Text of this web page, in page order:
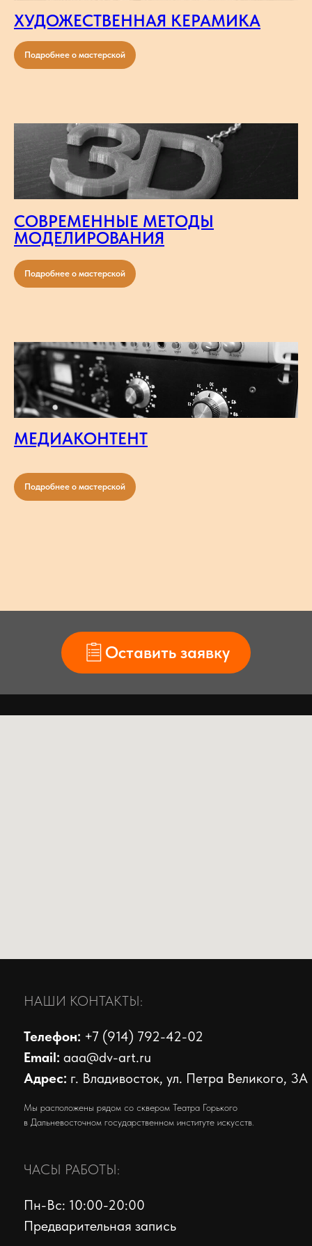
ХУДОЖЕСТВЕННАЯ КЕРАМИКА
Подробнее о мастерской
СОВРЕМЕННЫЕ МЕТОДЫ
МОДЕЛИРОВАНИЯ
Подробнее о мастерской
МЕДИАКОНТЕНТ
Подробнее о мастерской
Оставить заявку